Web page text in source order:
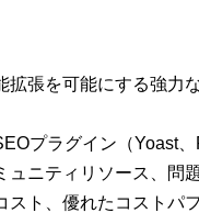
拡張を可能にする強力
プラグイン（Yoast、
ュニティリソース、問
スト、優れたコストパ